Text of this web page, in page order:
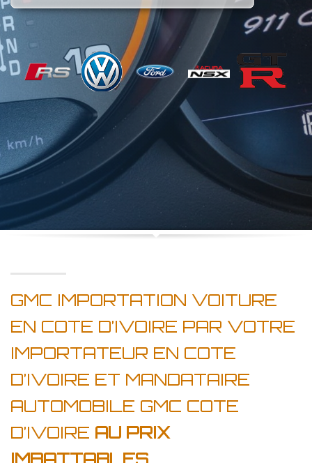
GMC IMPORTATION VOITURE
EN COTE D’IVOIRE PAR VOTRE
IMPORTATEUR EN COTE
D’IVOIRE ET MANDATAIRE
AUTOMOBILE GMC COTE
D’IVOIRE AU PRIX
IMBATTABLES